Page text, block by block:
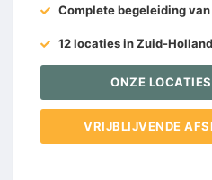
Complete begeleiding van
12 locaties in Zuid-Holland
ONZE
VRIJBLIJVENDE